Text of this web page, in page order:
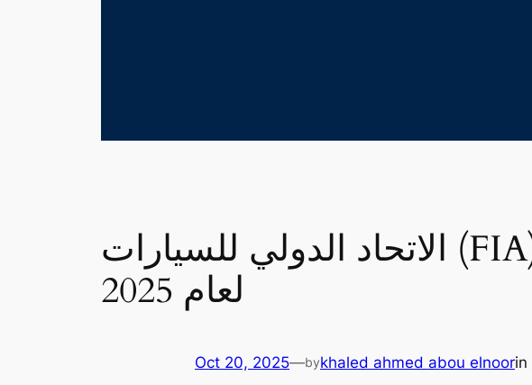
الاتحاد الدولي للسيارات (FIA) يصدر إعلاناً هاماً بشأن انتخابات رئاسته
لعام 2025
Oct 20, 2025—bykhaled ahmed abou elnoorin